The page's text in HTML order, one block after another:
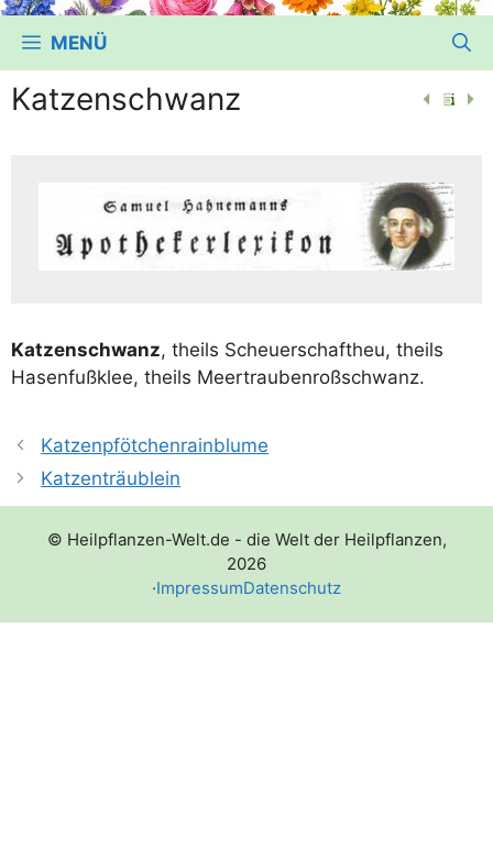
MENÜ
Katzenschwanz
Kat­zen­schwanz, theils Scheu­er­schaf­t­heu, theils
Hasen­fuß­klee, theils Meertraubenroßschwanz.
Katzenpfötchenrainblume
Katzenträublein
© Heilpflanzen-Welt.de - die Welt der Heilpflanzen,
2026
·ImpressumDatenschutz